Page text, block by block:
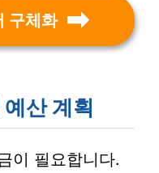
구체화
산 계획
이 필요합니다.